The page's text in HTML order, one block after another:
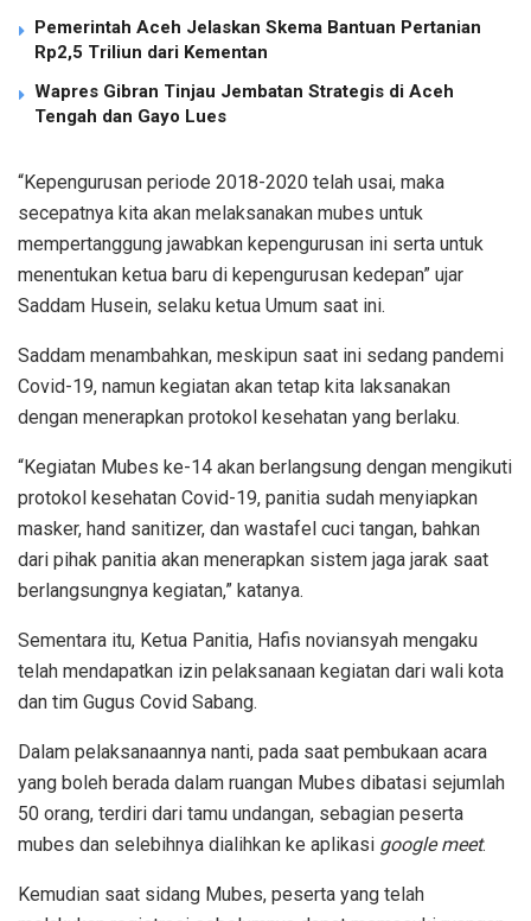
Pemerintah Aceh Jelaskan Skema Bantuan Pertanian
Rp2,5 Triliun dari Kementan
Wapres Gibran Tinjau Jembatan Strategis di Aceh
Tengah dan Gayo Lues
“Kepengurusan periode 2018-2020 telah usai, maka
secepatnya kita akan melaksanakan mubes untuk
mempertanggung jawabkan kepengurusan ini serta untuk
menentukan ketua baru di kepengurusan kedepan” ujar
Saddam Husein, selaku ketua Umum saat ini.
Saddam menambahkan, meskipun saat ini sedang pandemi
Covid-19, namun kegiatan akan tetap kita laksanakan
dengan menerapkan protokol kesehatan yang berlaku.
“Kegiatan Mubes ke-14 akan berlangsung dengan mengikuti
protokol kesehatan Covid-19, panitia sudah menyiapkan
masker, hand sanitizer, dan wastafel cuci tangan, bahkan
dari pihak panitia akan menerapkan sistem jaga jarak saat
berlangsungnya kegiatan,” katanya.
Sementara itu, Ketua Panitia, Hafis noviansyah mengaku
telah mendapatkan izin pelaksanaan kegiatan dari wali kota
dan tim Gugus Covid Sabang.
Dalam pelaksanaannya nanti, pada saat pembukaan acara
yang boleh berada dalam ruangan Mubes dibatasi sejumlah
50 orang, terdiri dari tamu undangan, sebagian peserta
mubes dan selebihnya dialihkan ke aplikasi google meet.
Kemudian saat sidang Mubes, peserta yang telah